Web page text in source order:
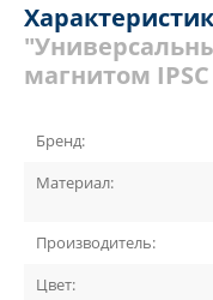
магнитом IPSC
Бренд:
Материал:
Производитель:
Цвет: